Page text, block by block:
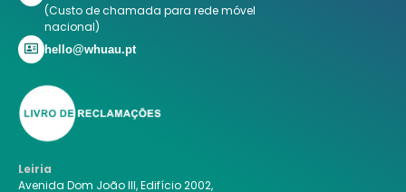
(Custo de chamada para rede móvel
nacional)
hello@whuau.pt
Leiria
Avenida Dom João III, Edifício 2002,